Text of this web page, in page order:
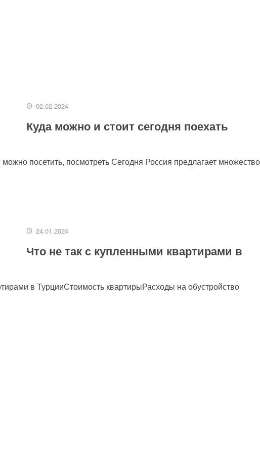
02.02.2024
Куда можно и стоит сегодня поехать
посетить, посмотреть Сегодня Россия предлагает множество
24.01.2024
Что не так с купленными квартирами в
в ТурцииСтоимость квартирыРасходы на обустройство